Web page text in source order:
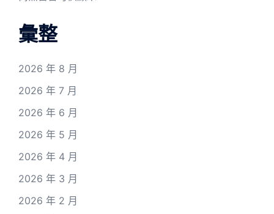
彙整
2026 年 8 月
2026 年 7 月
2026 年 6 月
2026 年 5 月
2026 年 4 月
2026 年 3 月
2026 年 2 月